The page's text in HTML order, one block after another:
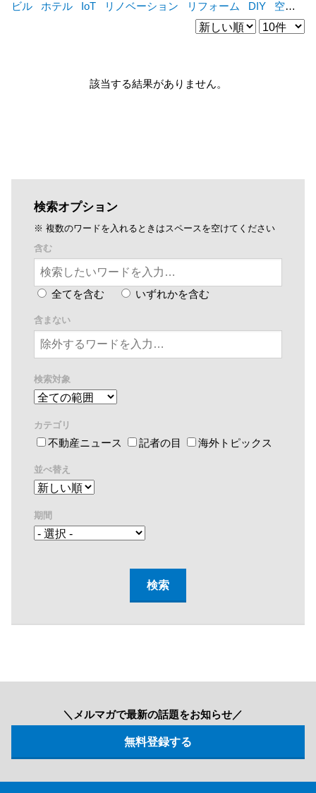
ビル
ホテル IoT リノベーション リフォーム DIY
空き
シェアリングエコノミー 建売住宅
管理
公営住宅 三菱地所 仲介[+]
該当する結果がありません。
検索オプション
※ 複数のワードを入れるときはスペースを空けてください
含む
全てを含む いずれかを含む
含まない
検索対象
カテゴリ
不動産ニュース 記者の目 海外トピックス
並べ替え
期間
＼メルマガで最新の話題をお知らせ／